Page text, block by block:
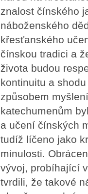
znalost čínského
náboženského
křesťanského
čínskou tradici a
života budou
kontinuitu a
způsobem
katechumenům
a učení čínských
tudíž líčeno jako
minulosti.
vývoj, probíhající
tvrdili, že takové